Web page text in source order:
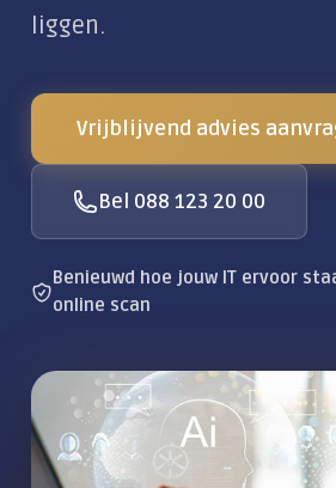
CLOUD & COMMUNICATIE
Wifi & Netwerk
Vergadertechniek
Alles over Cloud & Communicatie
DIGITALE VEILIGHEID
liggen.
Vrijblijvend advies
Bel 088 123 20 00
Benieuwd hoe jouw IT ervoor
online scan